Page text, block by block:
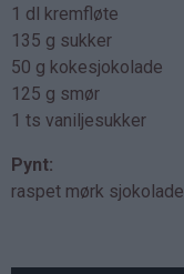
1 dl kremfløte
135 g sukker
50 g kokesjokolade
125 g smør
1 ts vaniljesukker
Pynt:
raspet mørk sjokolade